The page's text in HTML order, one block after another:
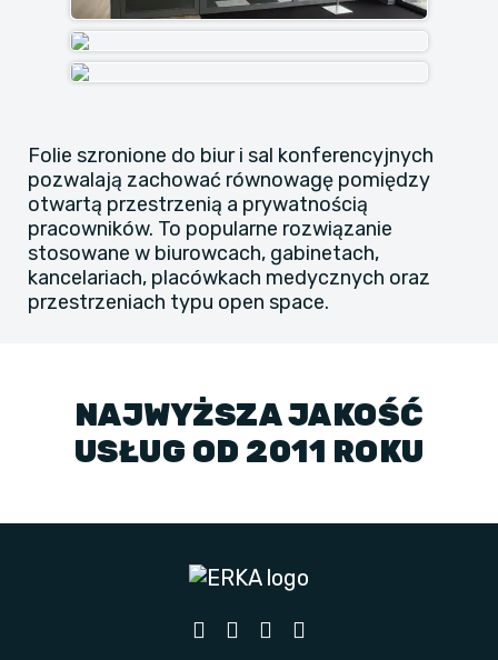
Folie szronione do biur i sal konferencyjnych
pozwalają zachować równowagę pomiędzy
otwartą przestrzenią a prywatnością
pracowników. To popularne rozwiązanie
stosowane w biurowcach, gabinetach,
kancelariach, placówkach medycznych oraz
przestrzeniach typu open space.
NAJWYŻSZA JAKOŚĆ
USŁUG OD 2011 ROKU